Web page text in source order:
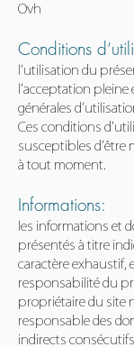
Ovh
Conditions
l’utilisation du
l’acceptation
générales
Ces conditions
susceptibles d’être
à tout moment.
Informations:
les informations et
présentés à titre
caractère exhaustif,
responsabilité du
propriétaire du site
responsable des
indirects consécutifs